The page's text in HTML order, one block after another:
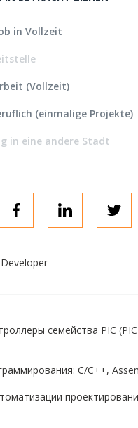
in Vollzeit
(Vollzeit)
(einmalige Projekte)
in eine andere Stadt
семейства PIC
C/C++,